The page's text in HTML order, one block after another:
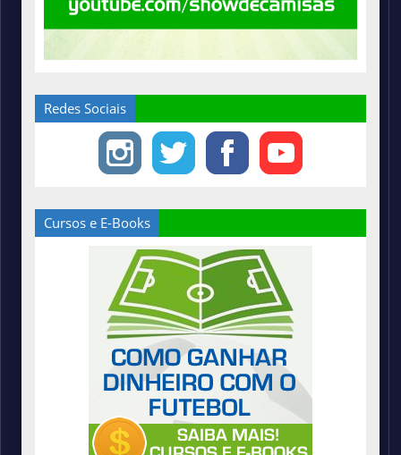
Redes Sociais
Cursos e E-Books